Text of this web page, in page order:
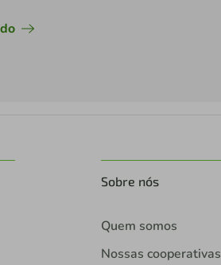
Sobre nós
Quem somos
Nossas cooperativas